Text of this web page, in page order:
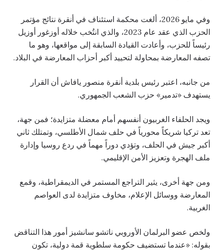
وفي مايو 2026، ألغت محكمة استئناف في أنقرة نتائج مؤتمر
الحزب الذي عقد عام 2023، والذي انتُخب خلاله أوزغور أوزيل
رئيساً للحزب، وأعادت القيادة السابقة إلى مواقعها، وهو ما
تصفه المعارضة بمحاولة لتحييد أكبر أحزاب المعارضة في البلاد.
من جانبه، اعتبر رئيس بلدية أنقرة منصور يافاش أن القرار
يستهدف «تدمير» حزب الشعب الجمهوري.
ويجد الحلفاء الغربيون أنفسهم أمام معضلة متزايدة؛ فمن جهة،
تعد تركيا شريكاً محورياً في حلف شمال الأطلسي، وتمتلك ثاني
أكبر جيش في الحلف، وتؤدي دوراً مهماً في ردع روسيا وإدارة
ملف الهجرة وتعزيز الأمن الإقليمي.
ومن جهة أخرى، يثير التراجع المستمر في الديمقراطية، وقمع
المعارضة ووسائل الإعلام، مخاوف متزايدة لدى العواصم
الغربية.
ولخص عضو البرلمان الأوروبي ناتشو سانشيز أمور هذا التناقض
بقوله: «عندما تستضيف حكومة سلطوية قمة دولية، تكون